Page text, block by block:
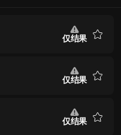
仅结果
仅结果
仅结果